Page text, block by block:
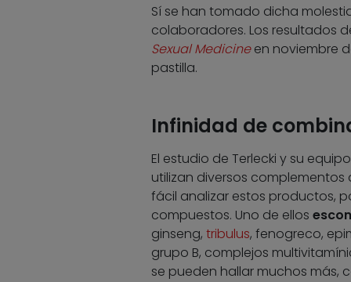
Sí se han tomado dicha
colaboradores. Los resultados
Sexual Medicineen noviembre
pastilla.
Infinidad de
El estudio de Terlecki y su
utilizan diversos complementos
fácil analizar estos productos,
compuestos. Uno de ellos
ginseng, tribulus, fenogreco,
grupo B, complejos
se pueden hallar muchos